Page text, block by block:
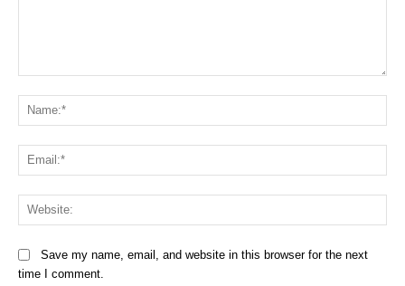
Save my name, email, and website in this browser for the next
time I comment.